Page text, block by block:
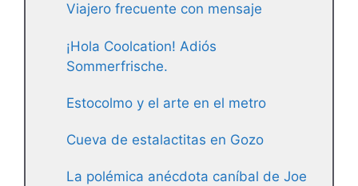
Viajero frecuente con mensaje
¡Hola Coolcation! Adiós
Sommerfrische.
Estocolmo y el arte en el metro
Cueva de estalactitas en Gozo
La polémica anécdota caníbal de Joe